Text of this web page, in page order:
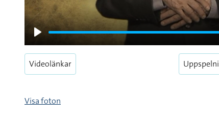
Play
Videolänkar
Visa foton